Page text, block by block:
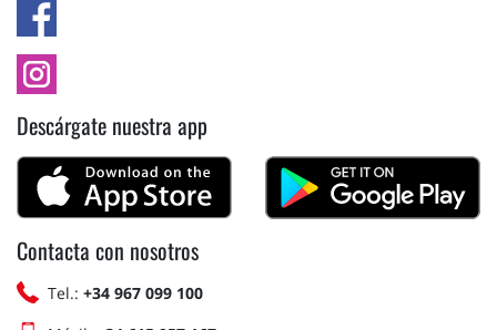
Descárgate nuestra app
Contacta con nosotros
Tel.: +34 967 099 100